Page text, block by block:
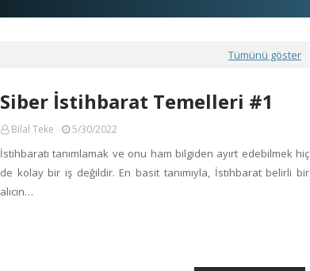
Tümünü göster
Siber İstihbarat Temelleri #1
Bilal Teke 5/30/2022
İstihbaratı tanımlamak ve onu ham bilgiden ayırt edebilmek hiç
de kolay bir iş değildir. En basit tanımıyla, İstihbarat belirli bir
alıcın…